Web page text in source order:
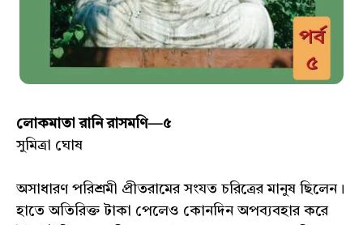
লোকমাতা রানি রাসমণি—৫
সুমিত্রা ঘোষ
অসাধারণ পরিশ্রমী প্রীতরামের সংযত চরিত্রের মানুষ ছিলেন।
হাতে অতিরিক্ত টাকা পেলেও কোনদিন অপব্যবহার করে